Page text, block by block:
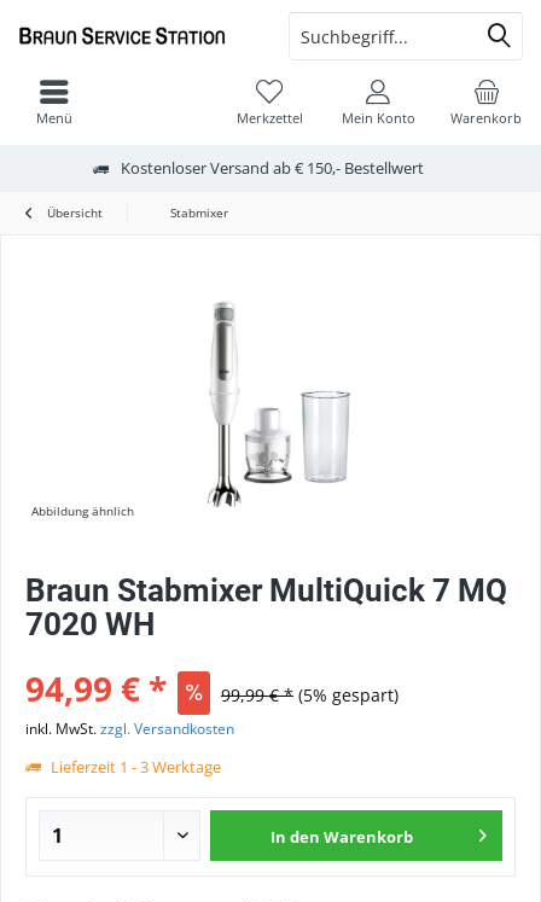
Kostenloser Versand ab € 150,- Bestellwert
Warenkorb
Merkzettel Mein Konto
Menü
Übersicht Stabmixer
Abbildung ähnlich
Braun Stabmixer MultiQuick 7 MQ
7020 WH
94,99 € * 99,99 € * (5% gespart)
inkl. MwSt.zzgl. Versandkosten
Lieferzeit 1 - 3 Werktage
In den Warenkorb